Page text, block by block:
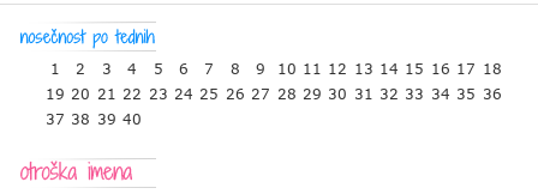
1 2 3 4 5 6 7 8 9 10 11 12 13 14 15 16 17 18
19 20 21 22 23 24 25 26 27 28 29 30 31 32 33 34 35 36
37 38 39 40